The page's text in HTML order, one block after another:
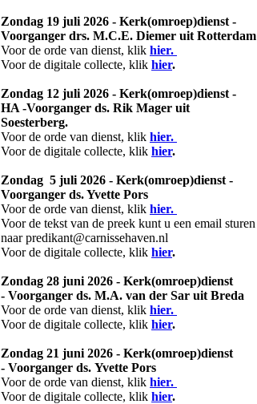
Zondag 19 juli 2026 - Kerk(omroep)dienst -
Voorganger drs. M.C.E. Diemer uit Rotterdam
Voor de orde van dienst, klik hier.
Voor de digitale collecte, klik hier.
Zondag 12 juli 2026 - Kerk(omroep)dienst -
HA -Voorganger ds. Rik Mager uit
Soesterberg.
Voor de orde van dienst, klik hier.
Voor de digitale collecte, klik hier.
Zondag 5 juli 2026 - Kerk(omroep)dienst -
Voorganger ds. Yvette Pors
Voor de orde van dienst, klik hier.
Voor de tekst van de preek kunt u een email sturen
naar predikant@carnissehaven.nl
Voor de digitale collecte, klik hier.
Zondag 28 juni 2026 - Kerk(omroep)dienst
- Voorganger ds. M.A. van der Sar uit Breda
Voor de orde van dienst, klik hier.
Voor de digitale collecte, klik hier.
Zondag 21 juni 2026 - Kerk(omroep)dienst
- Voorganger ds. Yvette Pors
Voor de orde van dienst, klik hier.
Voor de digitale collecte, klik hier.